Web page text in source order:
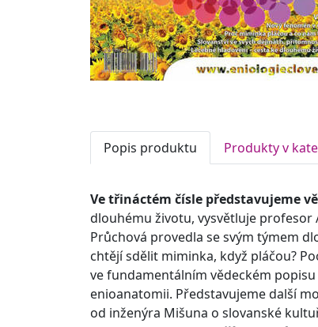
Popis produktu Produkty v
Ve třináctém čísle představujeme
dlouhému životu, vysvětluje profesor
Průchová provedla se svým týmem
chtějí sdělit miminka, když pláčou?
ve fundamentálním vědeckém
enioanatomii. Představujeme další
od inženýra Mišuna o slovanské